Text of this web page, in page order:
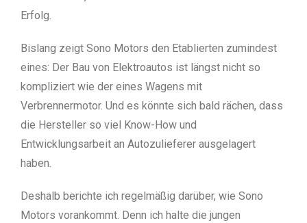
Erfolg.
Bislang zeigt Sono Motors den Etablierten zumindest
eines: Der Bau von Elektroautos ist längst nicht so
kompliziert wie der eines Wagens mit
Verbrennermotor. Und es könnte sich bald rächen, dass
die Hersteller so viel Know-How und
Entwicklungsarbeit an Autozulieferer ausgelagert
haben.
Deshalb berichte ich regelmäßig darüber, wie Sono
Motors vorankommt. Denn ich halte die jungen